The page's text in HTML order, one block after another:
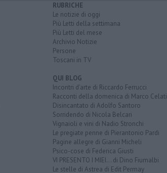
RUBRICHE
Le notizie di oggi
Più Letti della settimana
Più Letti del mese
Archivio Notizie
Persone
Toscani in TV
QUI BLOG
Incontri d'arte di Riccardo Ferrucci
Racconti della domenica di Marco Celati
Disincantato di Adolfo Santoro
Sorridendo di Nicola Belcari
Vignaioli e vini di Nadio Stronchi
Le pregiate penne di Pierantonio Pardi
Pagine allegre di Gianni Micheli
Psico-cose di Federica Giusti
VI PRESENTO I MIEI... di Dino Fiumalbi
Le stelle di Astrea di Edit Permay